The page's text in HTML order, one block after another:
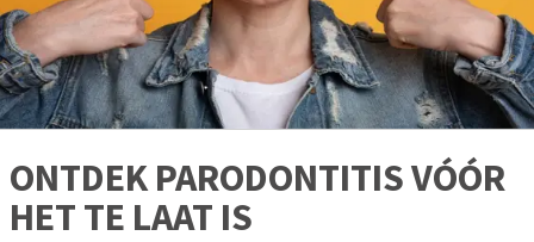
ONTDEK PARODONTITIS VÓÓR
HET TE LAAT IS